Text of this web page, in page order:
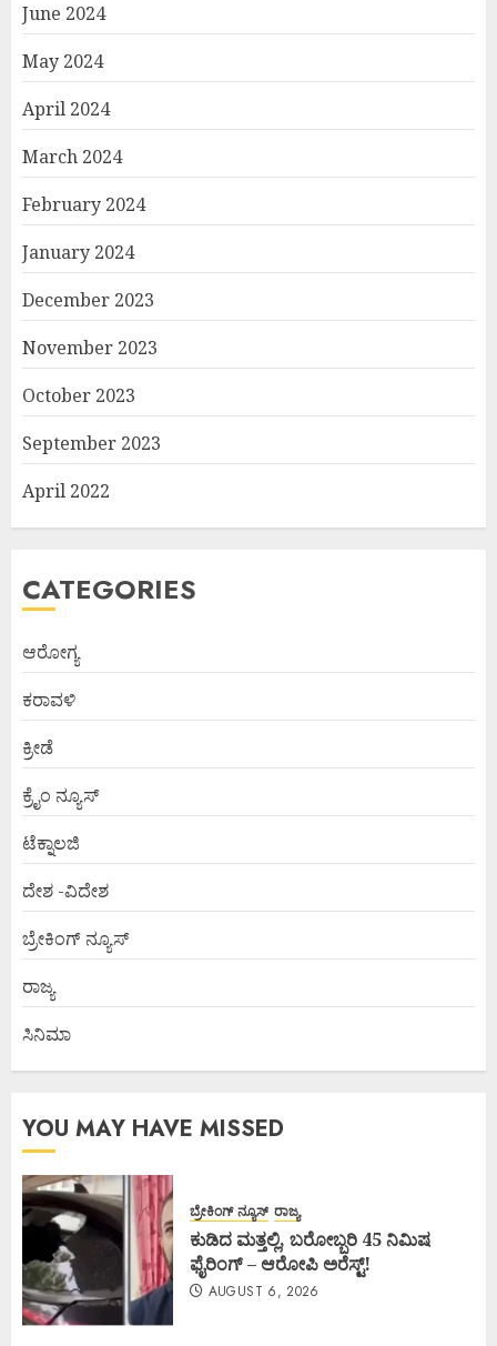
June 2024
May 2024
April 2024
March 2024
February 2024
January 2024
December 2023
November 2023
October 2023
September 2023
April 2022
CATEGORIES
ಆರೋಗ್ಯ
ಕರಾವಳಿ
ಕ್ರೀಡೆ
ಕ್ರೈಂ ನ್ಯೂಸ್
ಟೆಕ್ನಾಲಜಿ
ದೇಶ -ವಿದೇಶ
ಬ್ರೇಕಿಂಗ್ ನ್ಯೂಸ್
ರಾಜ್ಯ
ಸಿನಿಮಾ
YOU MAY HAVE MISSED
ಬ್ರೇಕಿಂಗ್ ನ್ಯೂಸ್ ರಾಜ್ಯ
ಕುಡಿದ ಮತ್ತಲ್ಲಿ, ಬರೋಬ್ಬರಿ 45 ನಿಮಿಷ
ಫೈರಿಂಗ್ – ಆರೋಪಿ ಅರೆಸ್ಟ್!
AUGUST 6, 2026